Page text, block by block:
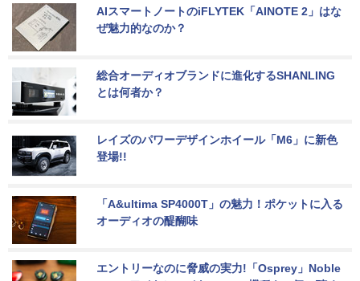
AIスマートノートのiFLYTEK「AINOTE 2」はな
ぜ魅力的なのか？
総合オーディオブランドに進化するSHANLING
とは何者か？
レイズのパワーデザインホイール「M6」に新色
登場!!
「A&ultima SP4000T」の魅力！ポケットに入る
オーディオの醍醐味
エントリーなのに脅威の実力!「Osprey」Noble